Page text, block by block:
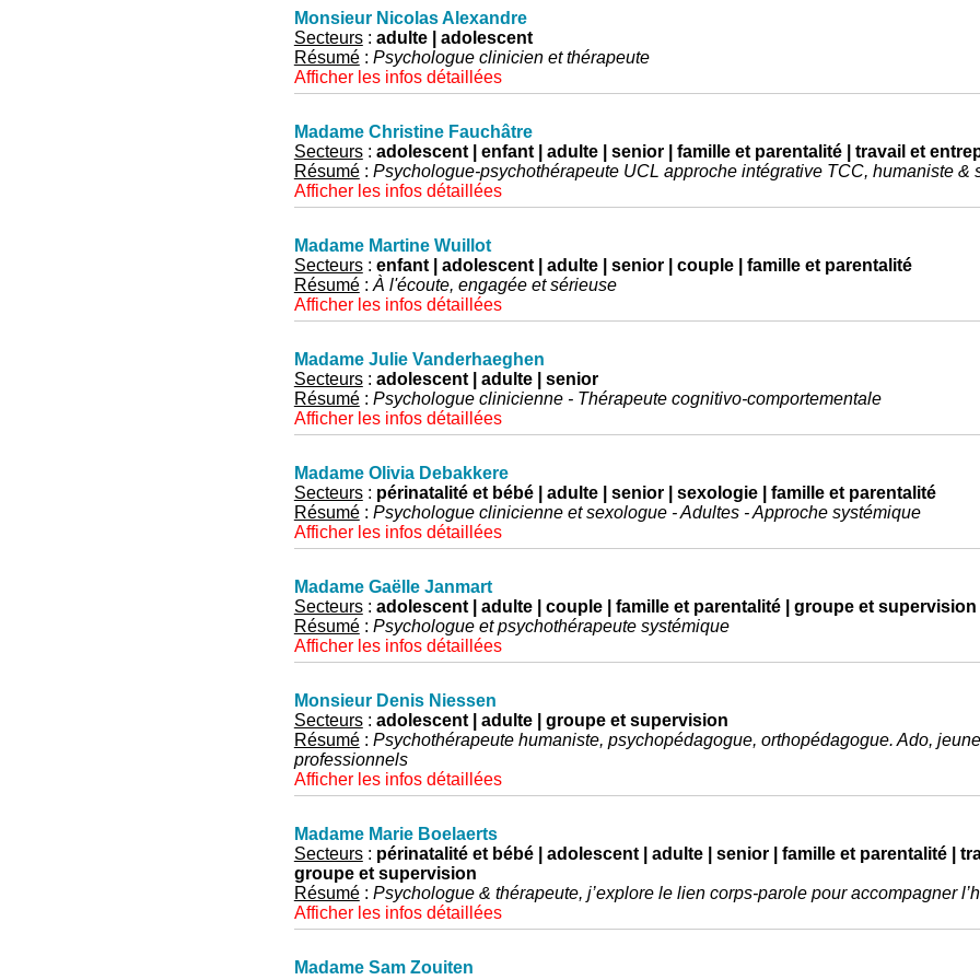
Monsieur Nicolas Alexandre
Secteurs: adulte | adolescent
Résumé: Psychologue clinicien et thérapeute
Afficher les infos détaillées
Madame Christine Fauchâtre
Secteurs: adolescent | enfant | adulte | senior | famille et parentalité | travail et
Résumé: Psychologue-psychothérapeute UCL approche intégrative TCC, humaniste &
Afficher les infos détaillées
Madame Martine Wuillot
Secteurs: enfant | adolescent | adulte | senior | couple | famille et parentalité
Résumé: À l'écoute, engagée et sérieuse
Afficher les infos détaillées
Madame Julie Vanderhaeghen
Secteurs: adolescent | adulte | senior
Résumé: Psychologue clinicienne - Thérapeute cognitivo-comportementale
Afficher les infos détaillées
Madame Olivia Debakkere
Secteurs: périnatalité et bébé | adulte | senior | sexologie | famille et parentalité
Résumé: Psychologue clinicienne et sexologue - Adultes - Approche systémique
Afficher les infos détaillées
Madame Gaëlle Janmart
Secteurs: adolescent | adulte | couple | famille et parentalité | groupe et supervision
Résumé: Psychologue et psychothérapeute systémique
Afficher les infos détaillées
Monsieur Denis Niessen
Secteurs: adolescent | adulte | groupe et supervision
Résumé: Psychothérapeute humaniste, psychopédagogue, orthopédagogue. Ado,
professionnels
Afficher les infos détaillées
Madame Marie Boelaerts
Secteurs: périnatalité et bébé | adolescent | adulte | senior | famille et parentalité |
groupe et supervision
Résumé: Psychologue & thérapeute, j’explore le lien corps-parole pour accompagner
Afficher les infos détaillées
Madame Sam Zouiten